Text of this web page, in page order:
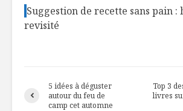
Suggestion de recette sans pain :
revisité
5 idées à déguster
autour du feu de
camp cet automne
Top 3
livres